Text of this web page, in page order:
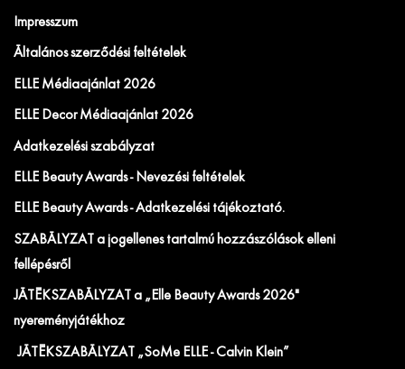
Impresszum
Általános szerződési feltételek
ELLE Médiaajánlat 2026
ELLE Decor Médiaajánlat 2026
Adatkezelési szabályzat
ELLE Beauty Awards - Nevezési feltételek
ELLE Beauty Awards - Adatkezelési tájékoztató.
SZABÁLYZAT a jogellenes tartalmú hozzászólások elleni
fellépésről
JÁTÉKSZABÁLYZAT a „Elle Beauty Awards 2026"
nyereményjátékhoz
JÁTÉKSZABÁLYZAT „SoMe ELLE - Calvin Klein”